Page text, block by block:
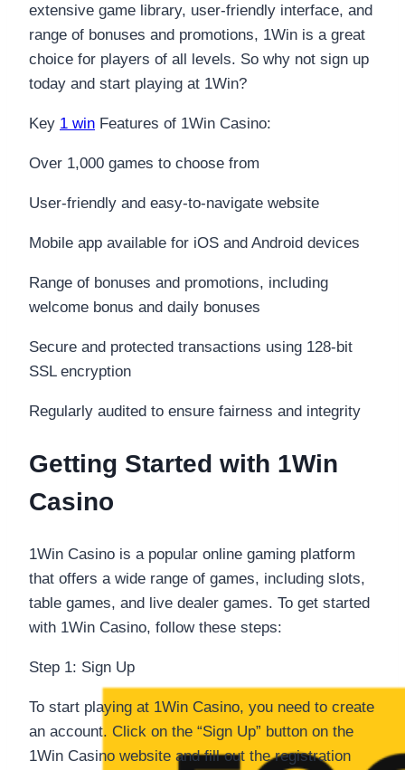
extensive game library, user-friendly interface, and
range of bonuses and promotions, 1Win is a great
choice for players of all levels. So why not sign up
today and start playing at 1Win?
Key 1 win Features of 1Win Casino:
Over 1,000 games to choose from
User-friendly and easy-to-navigate website
Mobile app available for iOS and Android devices
Range of bonuses and promotions, including
welcome bonus and daily bonuses
Secure and protected transactions using 128-bit
SSL encryption
Regularly audited to ensure fairness and integrity
Getting Started with 1Win
Casino
1Win Casino is a popular online gaming platform
that offers a wide range of games, including slots,
table games, and live dealer games. To get started
with 1Win Casino, follow these steps:
Step 1: Sign Up
To start playing at 1Win Casino, you need to create
an account. Click on the “Sign Up” button on the
1Win Casino website and fill out the registration